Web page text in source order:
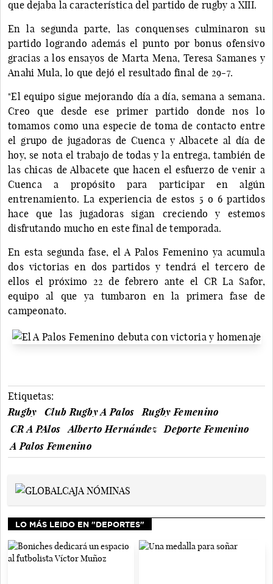
que dejaba la característica del partido de rugby a XIII.
En la segunda parte, las conquenses culminaron su
partido logrando además el punto por bonus ofensivo
gracias a los ensayos de Marta Mena, Teresa Samanes y
Anahi Mula, lo que dejó el resultado final de 29-7.
"El equipo sigue mejorando día a día, semana a semana.
Creo que desde ese primer partido donde nos lo
tomamos como una especie de toma de contacto entre
el grupo de jugadoras de Cuenca y Albacete al día de
hoy, se nota el trabajo de todas y la entrega, también de
las chicas de Albacete que hacen el esfuerzo de venir a
Cuenca a propósito para participar en algún
entrenamiento. La experiencia de estos 5 o 6 partidos
hace que las jugadoras sigan creciendo y estemos
disfrutando mucho en este final de temporada.
En esta segunda fase, el A Palos Femenino ya acumula
dos victorias en dos partidos y tendrá el tercero de
ellos el próximo 22 de febrero ante el CR La Safor,
equipo al que ya tumbaron en la primera fase de
campeonato.
Etiquetas:
Rugby
Club Rugby A Palos
Rugby Femenino
CR A PAlos
Alberto Hernández
Deporte Femenino
A Palos Femenino
LO MÁS LEIDO EN "DEPORTES"